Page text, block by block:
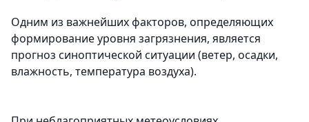
Одним из важнейших факторов, определяющих
формирование уровня загрязнения, является
прогноз синоптической ситуации (ветер, осадки,
влажность, температура воздуха).